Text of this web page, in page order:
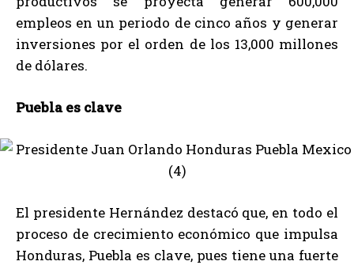
empleos en un periodo de cinco años y generar
inversiones por el orden de los 13,000 millones
de dólares.
Puebla es clave
El presidente Hernández destacó que, en todo el
proceso de crecimiento económico que impulsa
Honduras, Puebla es clave, pues tiene una fuerte